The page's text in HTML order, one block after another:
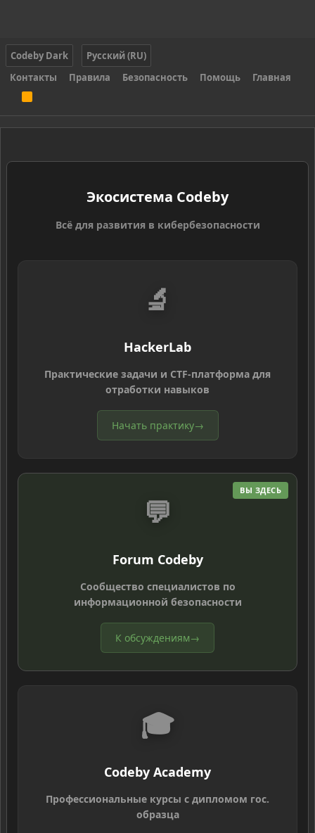
Codeby Dark
Русский (RU)
Контакты
Правила Безопасность Помощь Главная
S
Экосистема Codeby
Всё для развития в кибербезопасности
🔬
HackerLab
Практические задачи и CTF-платформа для
отработки навыков
Начать практику→
ВЫ ЗДЕСЬ
💬
Forum Codeby
Сообщество специалистов по
информационной безопасности
К обсуждениям→
🎓
Codeby Academy
Профессиональные курсы с дипломом гос.
образца